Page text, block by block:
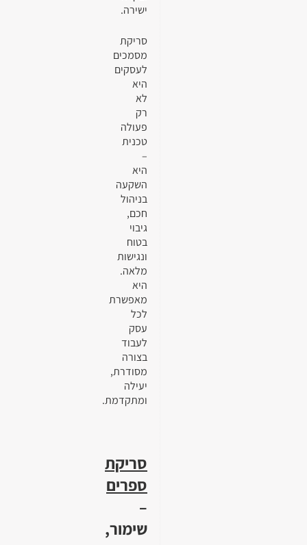
ישירה.
סריקת
מסמכים
לעסקים
היא
לא
רק
פעולה
טכנית
–
היא
השקעה
בניהול
חכם,
גיבוי
בטוח
ונגישות
מלאה.
היא
מאפשרת
לכל
עסק
לעבוד
בצורה
מסודרת,
יעילה
ומתקדמת.
סריקת
ספרים
–
שימור,